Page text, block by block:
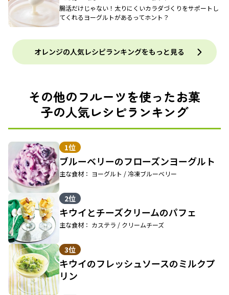
腸活だけじゃない！太りにくいカラダづくりをサポートし
てくれるヨーグルトがあるってホント？
オレンジの人気レシピランキングをもっと見る
その他のフルーツを使ったお菓
子の人気レシピランキング
1位
ブルーベリーのフローズンヨーグルト
主な食材： ヨーグルト / 冷凍ブルーベリー
2位
キウイとチーズクリームのパフェ
主な食材： カステラ / クリームチーズ
3位
キウイのフレッシュソースのミルクプ
リン